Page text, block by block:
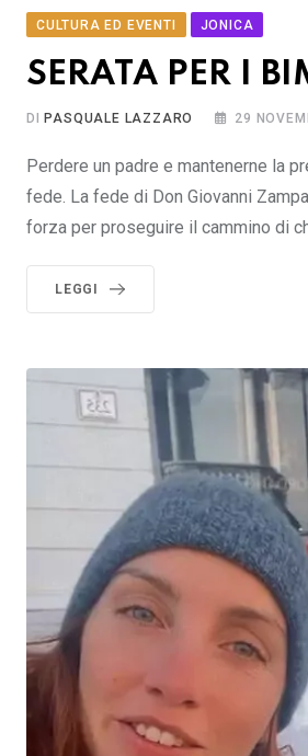
CULTURA ED EVENTI JONICA
SERATA PER I
DI PASQUALE LAZZARO 29
Perdere un padre e mantenerne la
fede. La fede di Don Giovanni
forza per proseguire il cammino di
LEGGI